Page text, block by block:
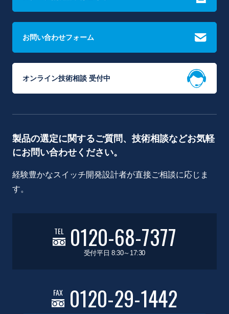
お問い合わせフォーム
オンライン技術相談 受付中
製品の選定に関するご質問、技術相談などお気軽
にお問い合わせください。
経験豊かなスイッチ開発設計者が直接ご相談に応じま
す。
TEL 0120-68-7377
受付平日 8:30～17:30
FAX 0120-29-1442